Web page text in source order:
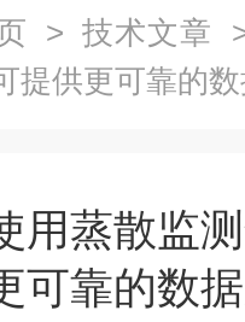
> 技术文章
提供更可靠的
用蒸散监
可靠的数